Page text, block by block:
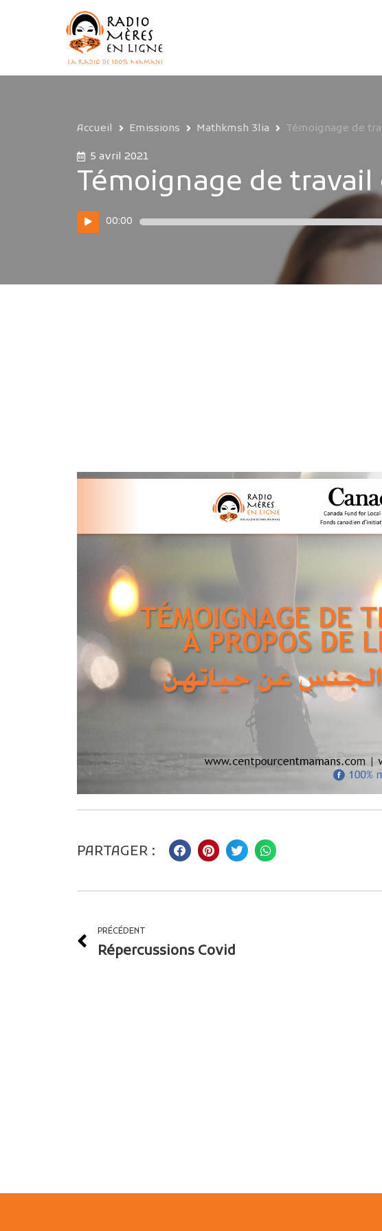
Accueil Emissions Mathkmsh 3lia Témoignage de
5 avril 2021
Témoignage de travail
Lecteur
audio
00:00
PARTAGER :
PRÉCÉDENT
Répercussions Covid